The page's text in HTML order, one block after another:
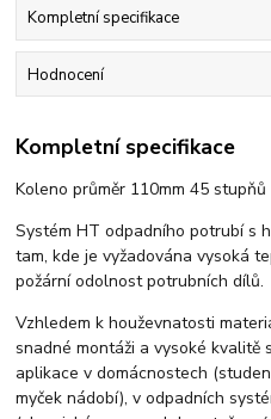
Kompletní specifikace
Hodnocení
Kompletní specifikace
Koleno průměr 110mm 45 stupňů
Systém HT odpadního potrubí s
tam, kde je vyžadována vysoká
požární odolnost potrubních dílů.
Vzhledem k houževnatosti
snadné montáži a vysoké kvalitě
aplikace v domácnostech
myček nádobí), v odpadních